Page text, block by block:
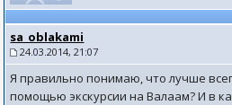
sa_oblakami
24.03.2014, 21:07
Я правильно понимаю, что лучше
помощью экскурсии на Валаам? И в